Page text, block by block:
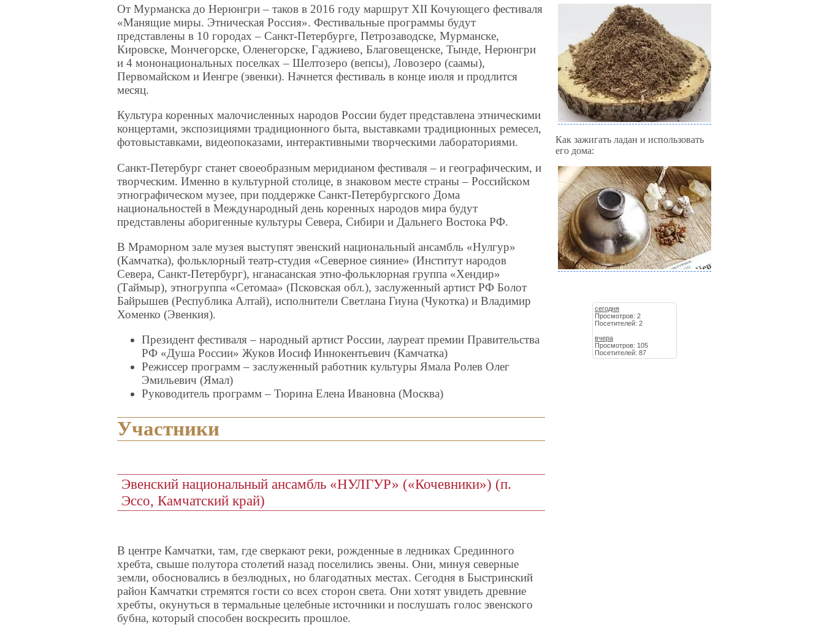
От Мурманска до Нерюнгри – таков в 2016 году маршрут XII Кочующего фестиваля
«Манящие миры. Этническая Россия». Фестивальные программы будут
представлены в 10 городах – Санкт-Петербурге, Петрозаводске, Мурманске,
Кировске, Мончегорске, Оленегорске, Гаджиево, Благовещенске, Тынде, Нерюнгри
и 4 мононациональных поселках – Шелтозеро (вепсы), Ловозеро (саамы),
Первомайском и Иенгре (эвенки). Начнется фестиваль в конце июля и продлится
месяц.
Культура коренных малочисленных народов России будет представлена этническими
концертами, экспозициями традиционного быта, выставками традиционных ремесел,
фотовыставками, видеопоказами, интерактивными творческими лабораториями.
Санкт-Петербург станет своеобразным меридианом фестиваля – и географическим, и
творческим. Именно в культурной столице, в знаковом месте страны – Российском
этнографическом музее, при поддержке Санкт-Петербургского Дома
национальностей в Международный день коренных народов мира будут
представлены аборигенные культуры Севера, Сибири и Дальнего Востока РФ.
В Мраморном зале музея выступят эвенский национальный ансамбль «Нулгур»
(Камчатка), фольклорный театр-студия «Северное сияние» (Институт народов
Севера, Санкт-Петербург), нганасанская этно-фольклорная группа «Хендир»
(Таймыр), этногруппа «Сетомаа» (Псковская обл.), заслуженный артист РФ Болот
Байрышев (Республика Алтай), исполнители Светлана Гиуна (Чукотка) и Владимир
Хоменко (Эвенкия).
Президент фестиваля – народный артист России, лауреат премии Правительства
РФ «Душа России» Жуков Иосиф Иннокентьевич (Камчатка)
Режиссер программ – заслуженный работник культуры Ямала Ролев Олег
Эмильевич (Ямал)
Руководитель программ – Тюрина Елена Ивановна (Москва)
Участники
Эвенский национальный ансамбль «НУЛГУР» («Кочевники») (п.
Эссо, Камчатский край)
В центре Камчатки, там, где сверкают реки, рожденные в ледниках Срединного
хребта, свыше полутора столетий назад поселились эвены. Они, минуя северные
земли, обосновались в безлюдных, но благодатных местах. Сегодня в Быстринский
район Камчатки стремятся гости со всех сторон света. Они хотят увидеть древние
хребты, окунуться в термальные целебные источники и послушать голос эвенского
бубна, который способен воскресить прошлое.
Как зажигать ладан и использовать
его дома:
сегодня
Просмотров: 2
Посетителей: 2
вчера
Просмотров: 105
Посетителей: 87